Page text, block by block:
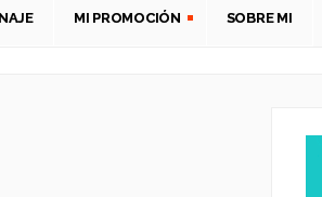
MI PROMOCIÓN SOBRE MI